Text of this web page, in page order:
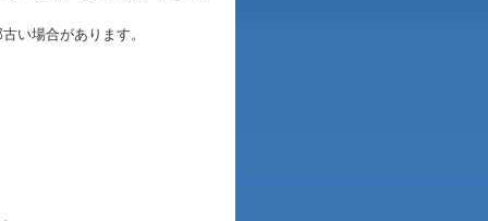
い場合があります。